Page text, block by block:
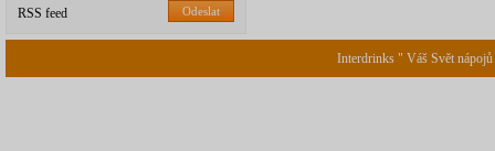
Odeslat
RSS feed
Interdrinks " Váš Svět